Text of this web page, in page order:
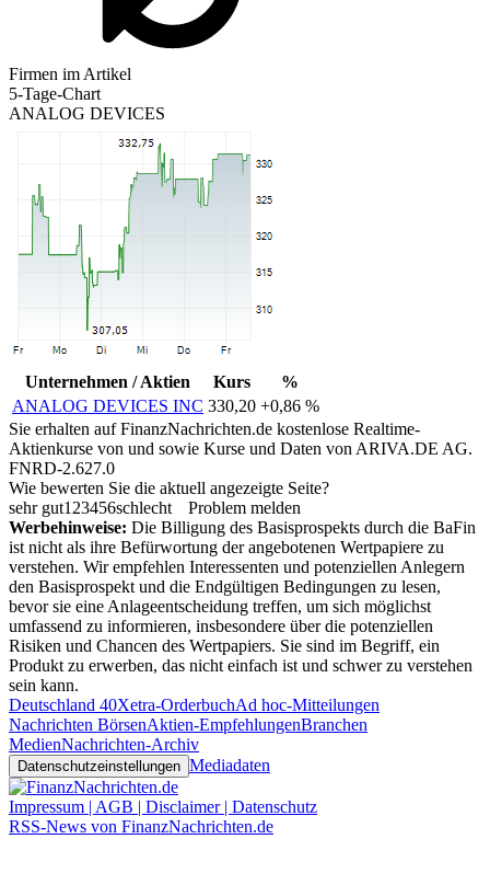
Firmen im Artikel
5-Tage-Chart
ANALOG DEVICES
Unternehmen / Aktien Kurs
%
ANALOG DEVICES INC 330,20 +0,86 %
Sie erhalten auf FinanzNachrichten.de kostenlose Realtime-
Aktienkurse von und sowie Kurse und Daten von ARIVA.DE AG.
FNRD-2.627.0
Wie bewerten Sie die aktuell angezeigte Seite?
sehr gut1 23456schlecht
Problem melden
Werbehinweise: Die Billigung des Basisprospekts durch die BaFin
ist nicht als ihre Befürwortung der angebotenen Wertpapiere zu
verstehen. Wir empfehlen Interessenten und potenziellen Anlegern
den Basisprospekt und die Endgültigen Bedingungen zu lesen,
bevor sie eine Anlageentscheidung treffen, um sich möglichst
umfassend zu informieren, insbesondere über die potenziellen
Risiken und Chancen des Wertpapiers. Sie sind im Begriff, ein
Produkt zu erwerben, das nicht einfach ist und schwer zu verstehen
sein kann.
Deutschland 40Xetra-OrderbuchAd hoc-Mitteilungen
Nachrichten BörsenAktien-EmpfehlungenBranchen
MedienNachrichten-Archiv
Datenschutzeinstellungen Mediadaten
Impressum | AGB | Disclaimer | Datenschutz
RSS-News von FinanzNachrichten.de